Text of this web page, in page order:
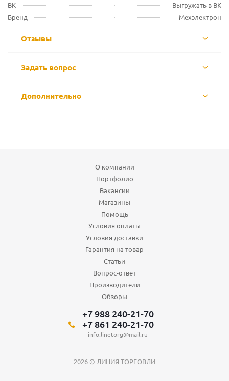
ВК
Выгружать в ВК
Бренд
Мехэлектрон
Отзывы
Задать вопрос
Дополнительно
О компании
Портфолио
Вакансии
Магазины
Помощь
Условия оплаты
Условия доставки
Гарантия на товар
Статьи
Вопрос-ответ
Производители
Обзоры
+7 988 240-21-70
+7 861 240-21-70
info.linetorg@mail.ru
2026 © ЛИНИЯ ТОРГОВЛИ